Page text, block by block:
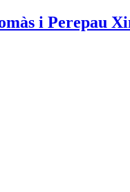
i Perepau